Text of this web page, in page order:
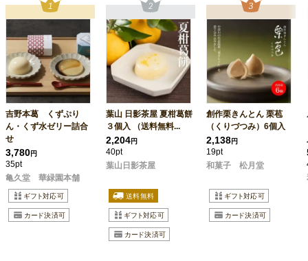
吉野本葛 くずぷり
ん・くず水ゼリー詰合
せ
3,780円
35pt
亀久堂 華緑園本舗
葉山 日影茶屋 夏柑葛餅
３個入 （送料無料...
2,204円
40pt
葉山日影茶屋
創作栗きんとん 栗苞
（くりづつみ）6個入
2,138円
19pt
和菓子 松月堂